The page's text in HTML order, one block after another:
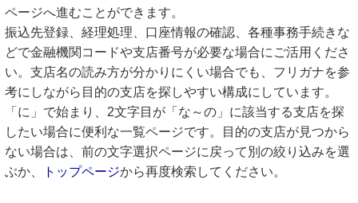
ページへ進むことができます。
振込先登録、経理処理、口座情報の確認、各種事務手続きな
どで金融機関コードや支店番号が必要な場合にご活用くださ
い。支店名の読み方が分かりにくい場合でも、フリガナを参
考にしながら目的の支店を探しやすい構成にしています。
「に」で始まり、2文字目が「な～の」に該当する支店を探
したい場合に便利な一覧ページです。目的の支店が見つから
ない場合は、前の文字選択ページに戻って別の絞り込みを選
ぶか、
トップページから再度検索してください。